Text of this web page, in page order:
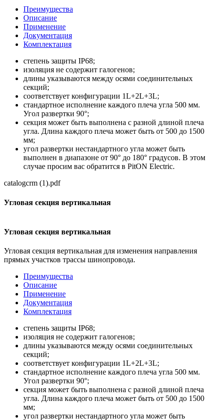
Преимущества
Описание
Применение
Документация
Комплектация
степень защиты IР68;
изоляция не содержит галогенов;
длины указываются между осями соединительных
секций;
соответствует конфигурации 1L+2L+3L;
стандартное исполнение каждого плеча угла 500 мм.
Угол развертки 90°;
секция может быть выполнена с разной длиной плеча
угла. Длина каждого плеча может быть от 500 до 1500
мм;
угол развертки нестандартного угла может быть
выполнен в диапазоне от 90° до 180° градусов. В этом
случае просим вас обратится в PitON Electric.
catalogcrm (1).pdf
Угловая секция вертикальная
Угловая секция вертикальная
Угловая секция вертикальная для изменения направления
прямых участков трассы шинопровода.
Преимущества
Описание
Применение
Документация
Комплектация
степень защиты IР68;
изоляция не содержит галогенов;
длины указываются между осями соединительных
секций;
соответствует конфигурации 1L+2L+3L;
стандартное исполнение каждого плеча угла 500 мм.
Угол развертки 90°;
секция может быть выполнена с разной длиной плеча
угла. Длина каждого плеча может быть от 500 до 1500
мм;
угол развертки нестандартного угла может быть